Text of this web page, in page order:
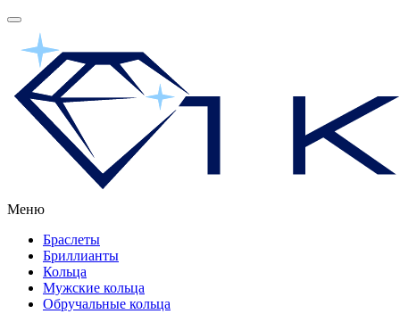
Меню
Браслеты
Бриллианты
Кольца
Мужские кольца
Обручальные кольца